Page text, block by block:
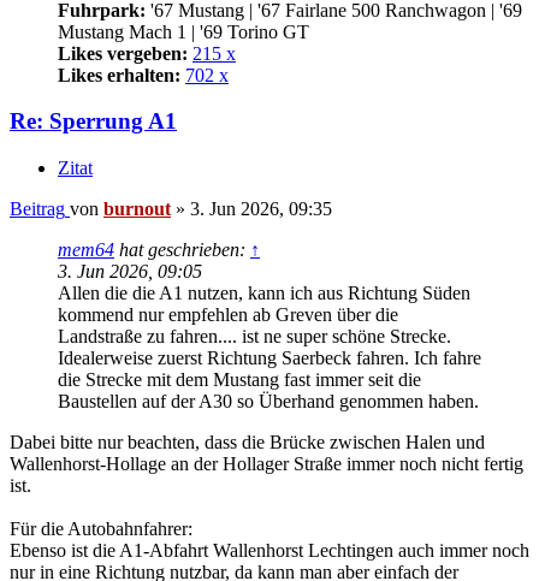
Fuhrpark: '67 Mustang | '67 Fairlane 500 Ranchwagon | '69
Mustang Mach 1 | '69 Torino GT
Likes vergeben: 215 x
Likes erhalten: 702 x
Re: Sperrung A1
Zitat
Beitrag von burnout » 3. Jun 2026, 09:35
mem64 hat geschrieben: ↑
3. Jun 2026, 09:05
Allen die die A1 nutzen, kann ich aus Richtung Süden
kommend nur empfehlen ab Greven über die
Landstraße zu fahren.... ist ne super schöne Strecke.
Idealerweise zuerst Richtung Saerbeck fahren. Ich fahre
die Strecke mit dem Mustang fast immer seit die
Baustellen auf der A30 so Überhand genommen haben.
Dabei bitte nur beachten, dass die Brücke zwischen Halen und
Wallenhorst-Hollage an der Hollager Straße immer noch nicht fertig
ist.
Für die Autobahnfahrer:
Ebenso ist die A1-Abfahrt Wallenhorst Lechtingen auch immer noch
nur in eine Richtung nutzbar, da kann man aber einfach der